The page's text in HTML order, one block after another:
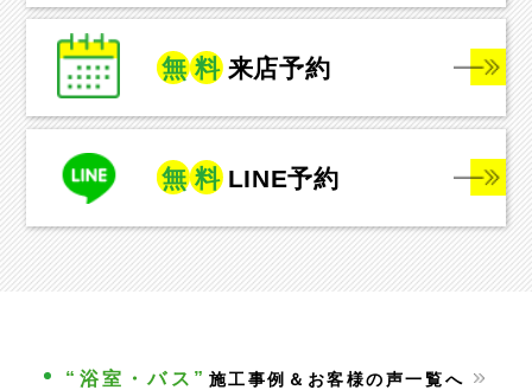
無 料 来店予約
無 料 LINE予約
“浴室・バス” 施工事例＆お客様の声一覧へ